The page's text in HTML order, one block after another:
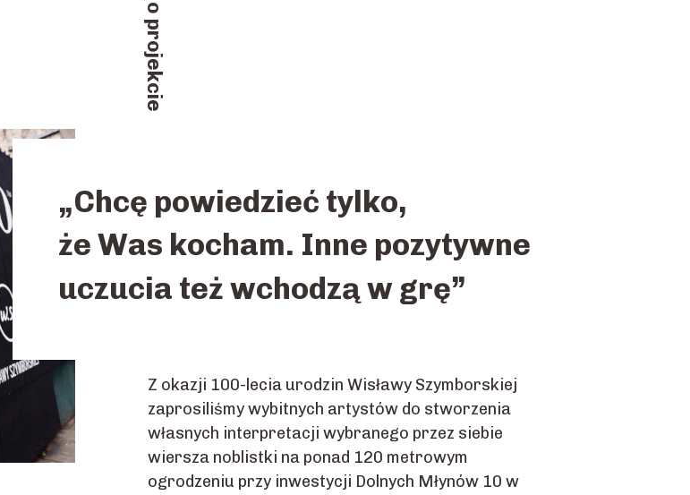
o projekcie
„Chcę powiedzieć tylko,
że Was kocham. Inne pozytywne
uczucia też wchodzą w grę”
Z okazji 100-lecia urodzin Wisławy Szymborskiej
zaprosiliśmy wybitnych artystów do stworzenia
własnych interpretacji wybranego przez siebie
wiersza noblistki na ponad 120 metrowym
ogrodzeniu przy inwestycji Dolnych Młynów 10 w